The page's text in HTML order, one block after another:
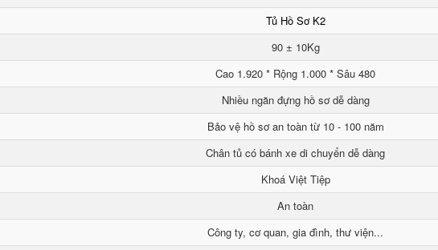
Tủ Hồ Sơ K2
90 ± 10Kg
Cao 1.920 * Rộng 1.000 * Sâu 480
Nhiều ngăn đựng hồ sơ dễ dàng
Bảo vệ hồ sơ an toàn từ 10 - 100 năm
Chân tủ có bánh xe di chuyển dễ dàng
Khoá Việt Tiệp
An toàn
Công ty, cơ quan, gia đình, thư viện...